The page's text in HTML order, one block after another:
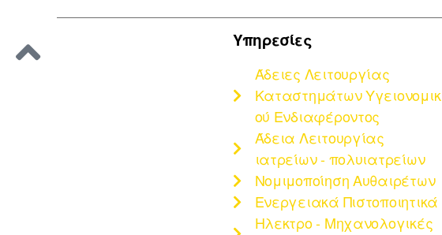
Υπηρεσίες
Άδειες Λειτουργίας
Καταστημάτων Υγειονομικ
ού Ενδιαφέροντος
Άδεια Λειτουργίας
ιατρείων - πολυιατρείων
Νομιμοποίηση Αυθαιρέτων
Ενεργειακά Πιστοποιητικά
Ηλεκτρο - Μηχανολογικές